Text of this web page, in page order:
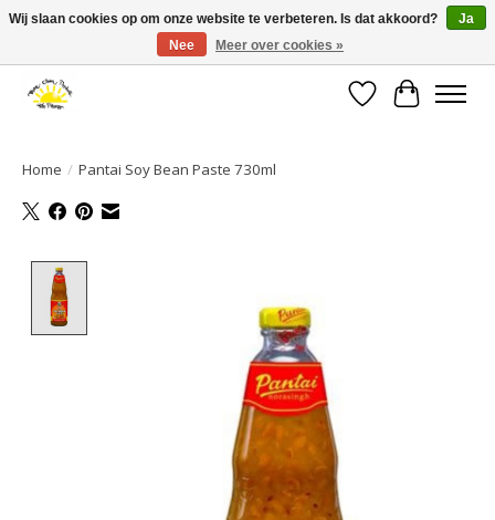
Large selection of products and fast shipping!
Verlanglijst
Home / Pantai Soy Bean Paste 730ml
Wij slaan cookies op om onze website te verbeteren. Is dat akkoord?
Ja
Nee
Meer over cookies »